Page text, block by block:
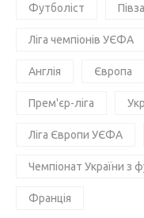
Футболіст
Ліга чемпіонів УЄФА
Англія Європа
Прем'єр-ліга
Ліга Європи УЄФА
Чемпіонат України з
Франція